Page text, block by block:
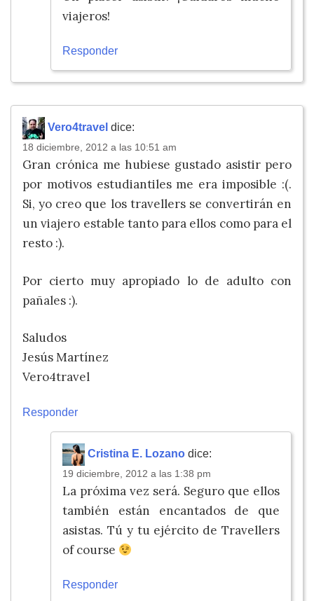
viajeros!
Responder
Vero4travel dice:
18 diciembre, 2012 a las 10:51 am
Gran crónica me hubiese gustado asistir pero
por motivos estudiantiles me era imposible :(.
Si, yo creo que los travellers se convertirán en
un viajero estable tanto para ellos como para el
resto :).
Por cierto muy apropiado lo de adulto con
pañales :).
Saludos
Jesús Martínez
Vero4travel
Responder
Cristina E. Lozano dice:
19 diciembre, 2012 a las 1:38 pm
La próxima vez será. Seguro que ellos
también están encantados de que
asistas. Tú y tu ejército de Travellers
of course
Responder